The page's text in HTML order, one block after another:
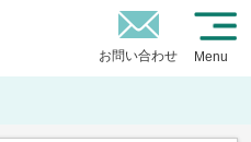
お問い合わせ Menu